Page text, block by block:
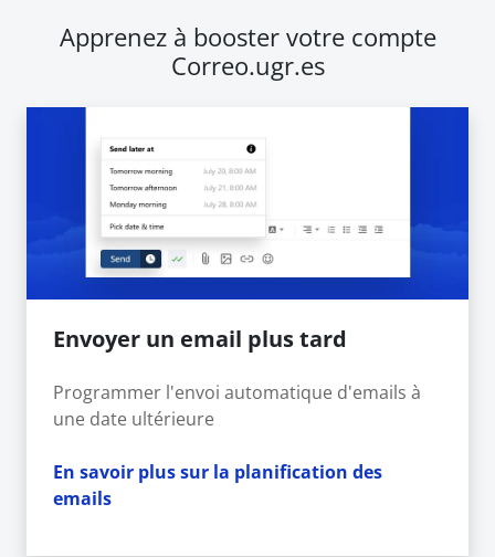
Apprenez à booster votre compte
Correo.ugr.es
Envoyer un email plus tard
Programmer l'envoi automatique d'emails à
une date ultérieure
En savoir plus sur la planification des
emails